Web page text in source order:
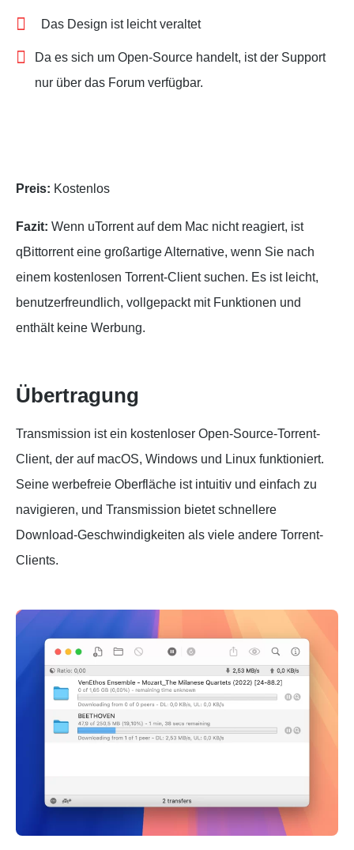
Das Design ist leicht veraltet
Da es sich um Open-Source handelt, ist der Support
nur über das Forum verfügbar.
Preis: Kostenlos
Fazit: Wenn uTorrent auf dem Mac nicht reagiert, ist
qBittorrent eine großartige Alternative, wenn Sie nach
einem kostenlosen Torrent-Client suchen. Es ist leicht,
benutzerfreundlich, vollgepackt mit Funktionen und
enthält keine Werbung.
Übertragung
Transmission ist ein kostenloser Open-Source-Torrent-
Client, der auf macOS, Windows und Linux funktioniert.
Seine werbefreie Oberfläche ist intuitiv und einfach zu
navigieren, und Transmission bietet schnellere
Download-Geschwindigkeiten als viele andere Torrent-
Clients.